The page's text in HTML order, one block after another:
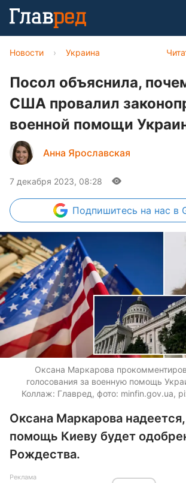
Новости › Украина
Посол объяснила,
США провалил
военной помощи
Анна Ярославская
7 декабря 2023, 08:28
Подпишитесь на нас в
Оксана Маркарова
голосования за военную помощь
Коллаж: Главред, фото: minfin.gov.ua,
Оксана Маркарова
помощь Киеву будет
Рождества.
Реклама